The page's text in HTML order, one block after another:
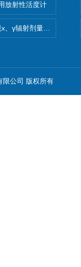
放射性活度计
、γ辐射剂量率仪
公司 版权所有